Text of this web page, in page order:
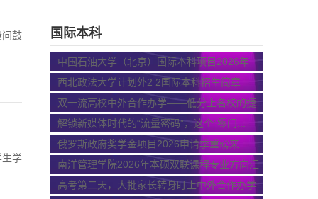
鼓
学
国际本科
中国石油大学（北京）国际本科项目2026年
招...
西北政法大学计划外2 2国际本科招生简章
（20...
双一流高校中外合作办学——低分上名校的捷
径？
解锁新媒体时代的“流量密码”，这个“零门...
俄罗斯政府奖学金项目2026申请季重磅来
袭！...
南洋管理学院2026年本硕双联课程专业方向汇
集
高考第二天，大批家长转身盯上中外合作办学